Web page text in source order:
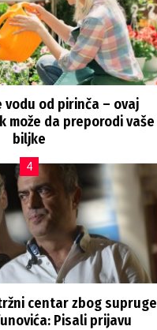
vodu od pirinča – ovaj
može da preporodi vaše
biljke
centar zbog supruge
Pisali prijavu